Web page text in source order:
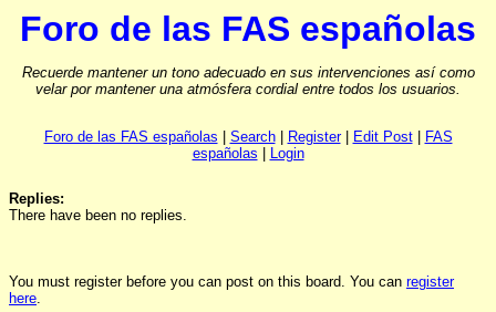
Foro de las FAS españolas
Recuerde mantener un tono adecuado en sus intervenciones así como
velar por mantener una atmósfera cordial entre todos los usuarios.
Foro de las FAS españolas Search| Register| Edit Post|
FAS
españolas
Login
Replies:
There have been no replies.
You must register before you can post on this board. You can register
here.